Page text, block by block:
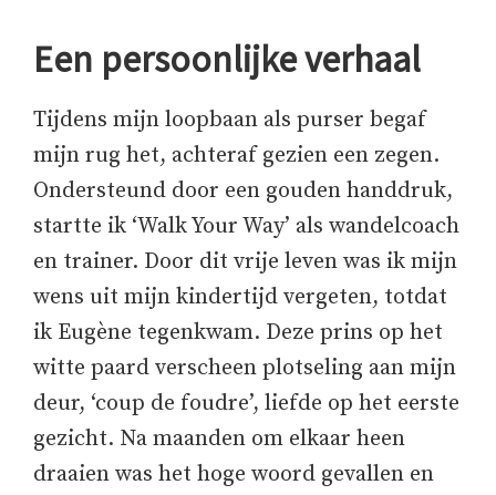
Een persoonlijke verhaal
Tijdens mijn loopbaan als purser begaf
mijn rug het, achteraf gezien een zegen.
Ondersteund door een gouden handdruk,
startte ik ‘Walk Your Way’ als wandelcoach
en trainer. Door dit vrije leven was ik mijn
wens uit mijn kindertijd vergeten, totdat
ik Eugène tegenkwam. Deze prins op het
witte paard verscheen plotseling aan mijn
deur, ‘coup de foudre’, liefde op het eerste
gezicht. Na maanden om elkaar heen
draaien was het hoge woord gevallen en